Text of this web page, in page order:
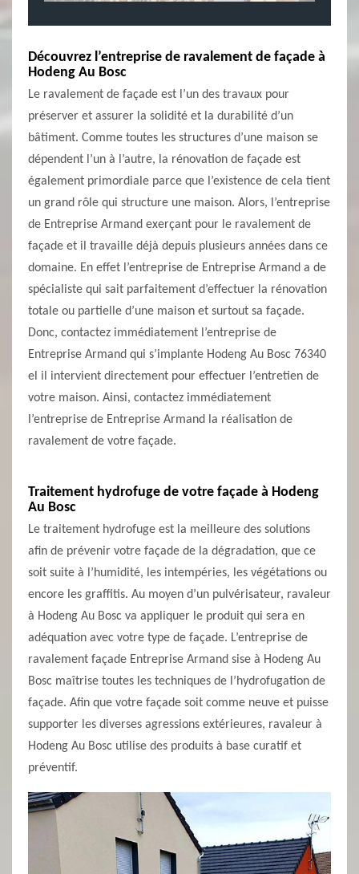
Découvrez l’entreprise de ravalement de façade à
Hodeng Au Bosc
Le ravalement de façade est l’un des travaux pour
préserver et assurer la solidité et la durabilité d’un
bâtiment. Comme toutes les structures d’une maison se
dépendent l’un à l’autre, la rénovation de façade est
également primordiale parce que l’existence de cela tient
un grand rôle qui structure une maison. Alors, l’entreprise
de Entreprise Armand exerçant pour le ravalement de
façade et il travaille déjà depuis plusieurs années dans ce
domaine. En effet l’entreprise de Entreprise Armand a de
spécialiste qui sait parfaitement d’effectuer la rénovation
totale ou partielle d’une maison et surtout sa façade.
Donc, contactez immédiatement l’entreprise de
Entreprise Armand qui s’implante Hodeng Au Bosc 76340
el il intervient directement pour effectuer l’entretien de
votre maison. Ainsi, contactez immédiatement
l’entreprise de Entreprise Armand la réalisation de
ravalement de votre façade.
Traitement hydrofuge de votre façade à Hodeng
Au Bosc
Le traitement hydrofuge est la meilleure des solutions
afin de prévenir votre façade de la dégradation, que ce
soit suite à l’humidité, les intempéries, les végétations ou
encore les graffitis. Au moyen d’un pulvérisateur, ravaleur
à Hodeng Au Bosc va appliquer le produit qui sera en
adéquation avec votre type de façade. L’entreprise de
ravalement façade Entreprise Armand sise à Hodeng Au
Bosc maîtrise toutes les techniques de l’hydrofugation de
façade. Afin que votre façade soit comme neuve et puisse
supporter les diverses agressions extérieures, ravaleur à
Hodeng Au Bosc utilise des produits à base curatif et
préventif.